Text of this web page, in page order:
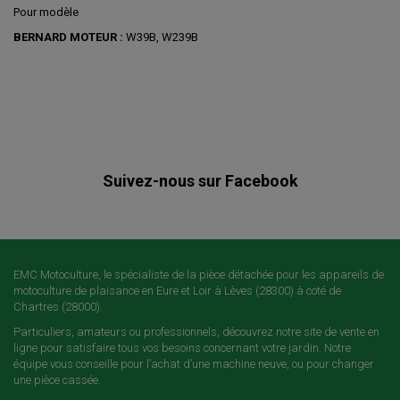
Pour modèle
BERNARD MOTEUR : W39B, W239B
Suivez-nous sur Facebook
EMC Motoculture, le spécialiste de la pièce détachée pour les appareils de
motoculture de plaisance en Eure et Loir à Lèves (28300) à coté de
Chartres (28000).
Particuliers, amateurs ou professionnels, découvrez notre site de vente en
ligne pour satisfaire tous vos besoins concernant votre jardin. Notre
équipe vous conseille pour l’achat d’une machine neuve, ou pour changer
une pièce cassée.